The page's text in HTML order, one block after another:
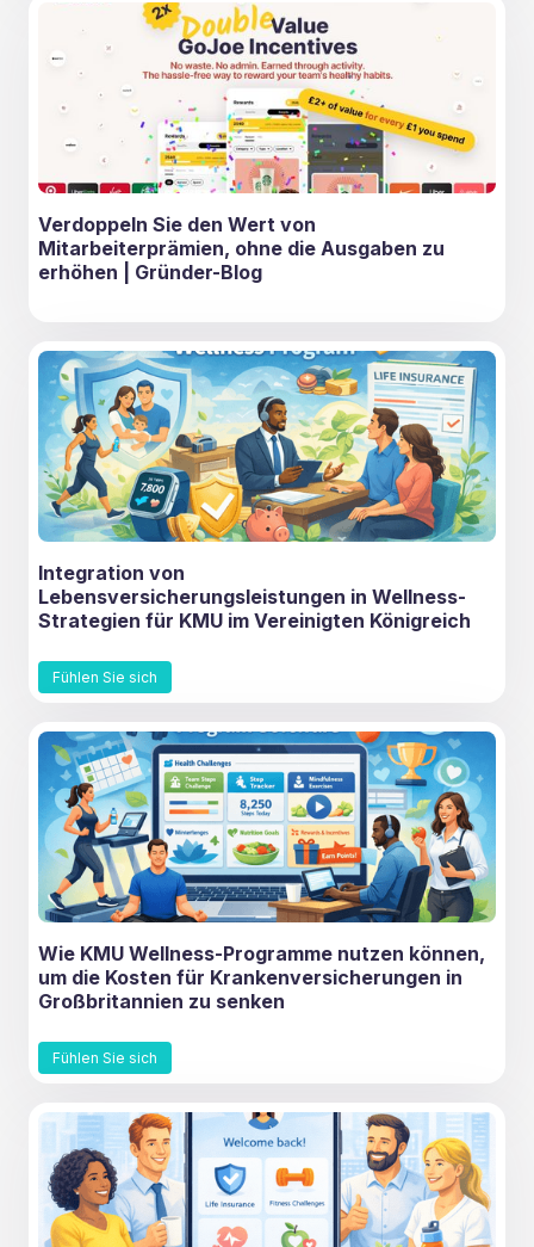
Verdoppeln Sie den Wert von
Mitarbeiterprämien, ohne die Ausgaben zu
erhöhen | Gründer-Blog
Integration von
Lebensversicherungsleistungen in Wellness-
Strategien für KMU im Vereinigten Königreich
Fühlen Sie sich
Wie KMU Wellness-Programme nutzen können,
um die Kosten für Krankenversicherungen in
Großbritannien zu senken
Fühlen Sie sich